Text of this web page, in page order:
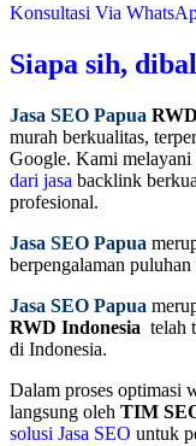
Konsultasi Via
Siapa sih,
Jasa SEO Papua
murah berkualitas,
Google. Kami melayani
dari jasa backlink
profesional.
Jasa SEO Papua
berpengalaman
Jasa SEO Papua
RWD Indonesia telah
di Indonesia.
Dalam proses optimasi
langsung oleh TIM
solusi Jasa SEO untuk